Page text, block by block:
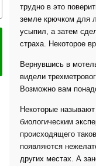
трудно в это
земле крючком для
усыпил, а затем
страха. Некоторое
Вернувшись в
видели
Возможно вам
Некоторые
биологическим
происходящего
появляются
других местах. А